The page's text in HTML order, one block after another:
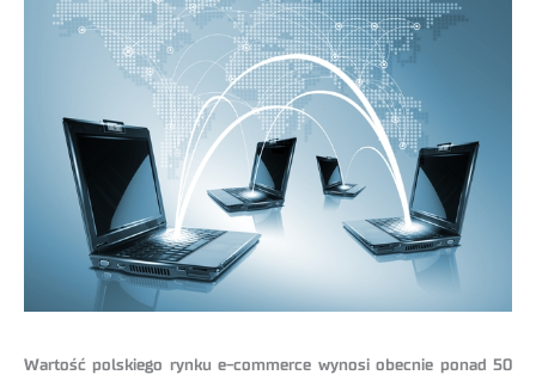
Wartość polskiego rynku e-commerce wynosi obecnie ponad 50